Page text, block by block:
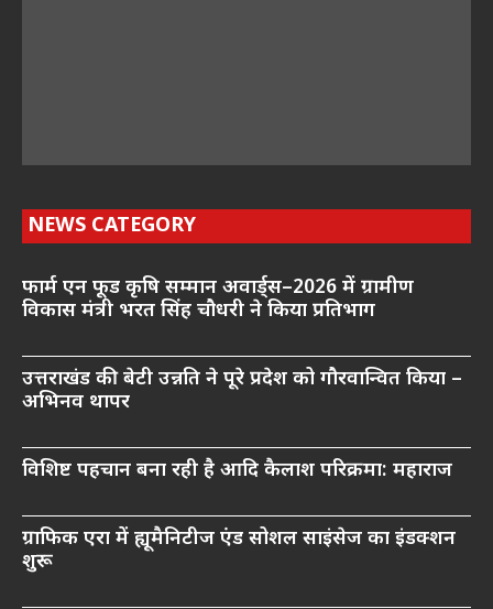
NEWS CATEGORY
फार्म एन फूड कृषि सम्मान अवार्ड्स–2026 में ग्रामीण
विकास मंत्री भरत सिंह चौधरी ने किया प्रतिभाग
उत्तराखंड की बेटी उन्नति ने पूरे प्रदेश को गौरवान्वित किया –
अभिनव थापर
विशिष्ट पहचान बना रही है आदि कैलाश परिक्रमा: महाराज
ग्राफिक एरा में ह्यूमैनिटीज एंड सोशल साइंसेज का इंडक्शन
शुरू